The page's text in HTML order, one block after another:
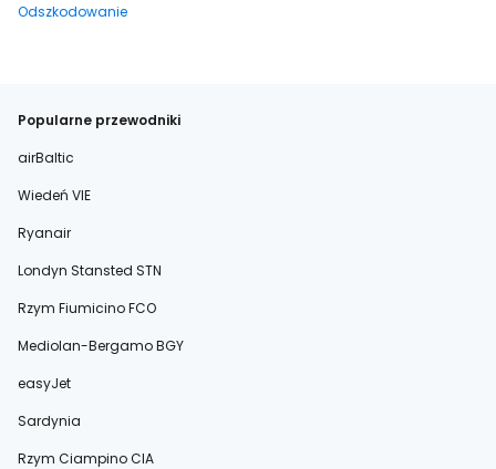
Odszkodowanie
Popularne przewodniki
airBaltic
Wiedeń VIE
Ryanair
Londyn Stansted STN
Rzym Fiumicino FCO
Mediolan-Bergamo BGY
easyJet
Sardynia
Rzym Ciampino CIA